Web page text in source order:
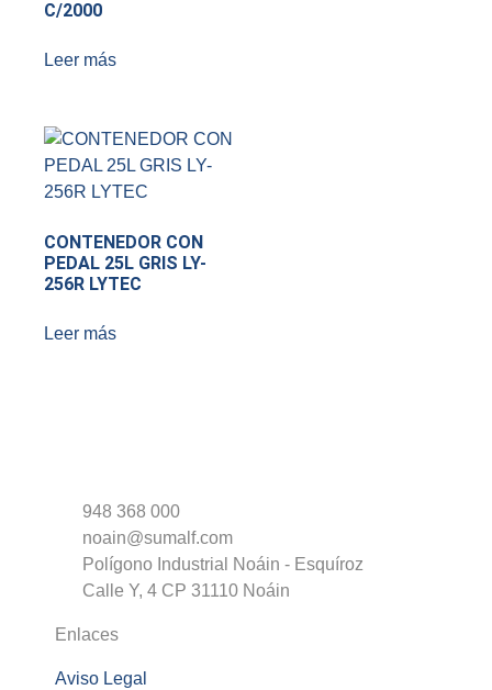
C/2000
Leer más
CONTENEDOR CON
PEDAL 25L GRIS LY-
256R LYTEC
Leer más
948 368 000
noain@sumalf.com
Polígono Industrial Noáin - Esquíroz
Calle Y, 4 CP 31110 Noáin
Enlaces
Aviso Legal